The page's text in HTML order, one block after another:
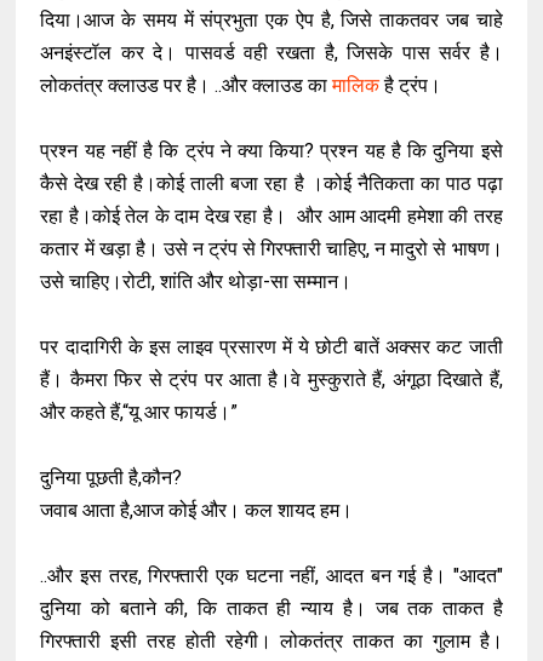
दिया।आज के समय में संप्रभुता एक ऐप है, जिसे ताकतवर जब चाहे
अनइंस्टॉल कर दे। पासवर्ड वही रखता है, जिसके पास सर्वर है।
लोकतंत्र क्लाउड पर है। ..और क्लाउड कामालिकहै ट्रंप।
प्रश्न यह नहीं है कि ट्रंप ने क्या किया? प्रश्न यह है कि दुनिया इसे
कैसे देख रही है।कोई ताली बजा रहा है ।कोई नैतिकता का पाठ पढ़ा
रहा है।कोई तेल के दाम देख रहा है। और आम आदमी हमेशा की तरह
कतार में खड़ा है। उसे न ट्रंप से गिरफ्तारी चाहिए, न मादुरो से भाषण।
उसे चाहिए।रोटी, शांति और थोड़ा-सा सम्मान।
पर दादागिरी के इस लाइव प्रसारण में ये छोटी बातें अक्सर कट जाती
हैं। कैमरा फिर से ट्रंप पर आता है।वे मुस्कुराते हैं, अंगूठा दिखाते हैं,
और कहते हैं,“यू आर फायर्ड।”
दुनिया पूछती है,कौन?
जवाब आता है,आज कोई और। कल शायद हम।
..और इस तरह, गिरफ्तारी एक घटना नहीं, आदत बन गई है। "आदत"
दुनिया को बताने की, कि ताकत ही न्याय है। जब तक ताकत है
गिरफ्तारी इसी तरह होती रहेगी। लोकतंत्र ताकत का गुलाम है।